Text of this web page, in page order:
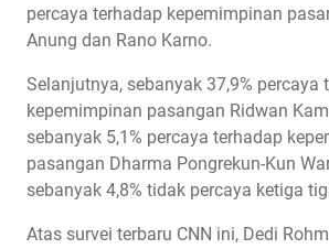
percaya terhadap kepemimpinan
Anung dan Rano Karno.
Selanjutnya, sebanyak 37,9% percaya
kepemimpinan pasangan Ridwan
sebanyak 5,1% percaya terhadap
pasangan Dharma Pongrekun-Kun
sebanyak 4,8% tidak percaya ketiga
Atas survei terbaru CNN ini, Dedi